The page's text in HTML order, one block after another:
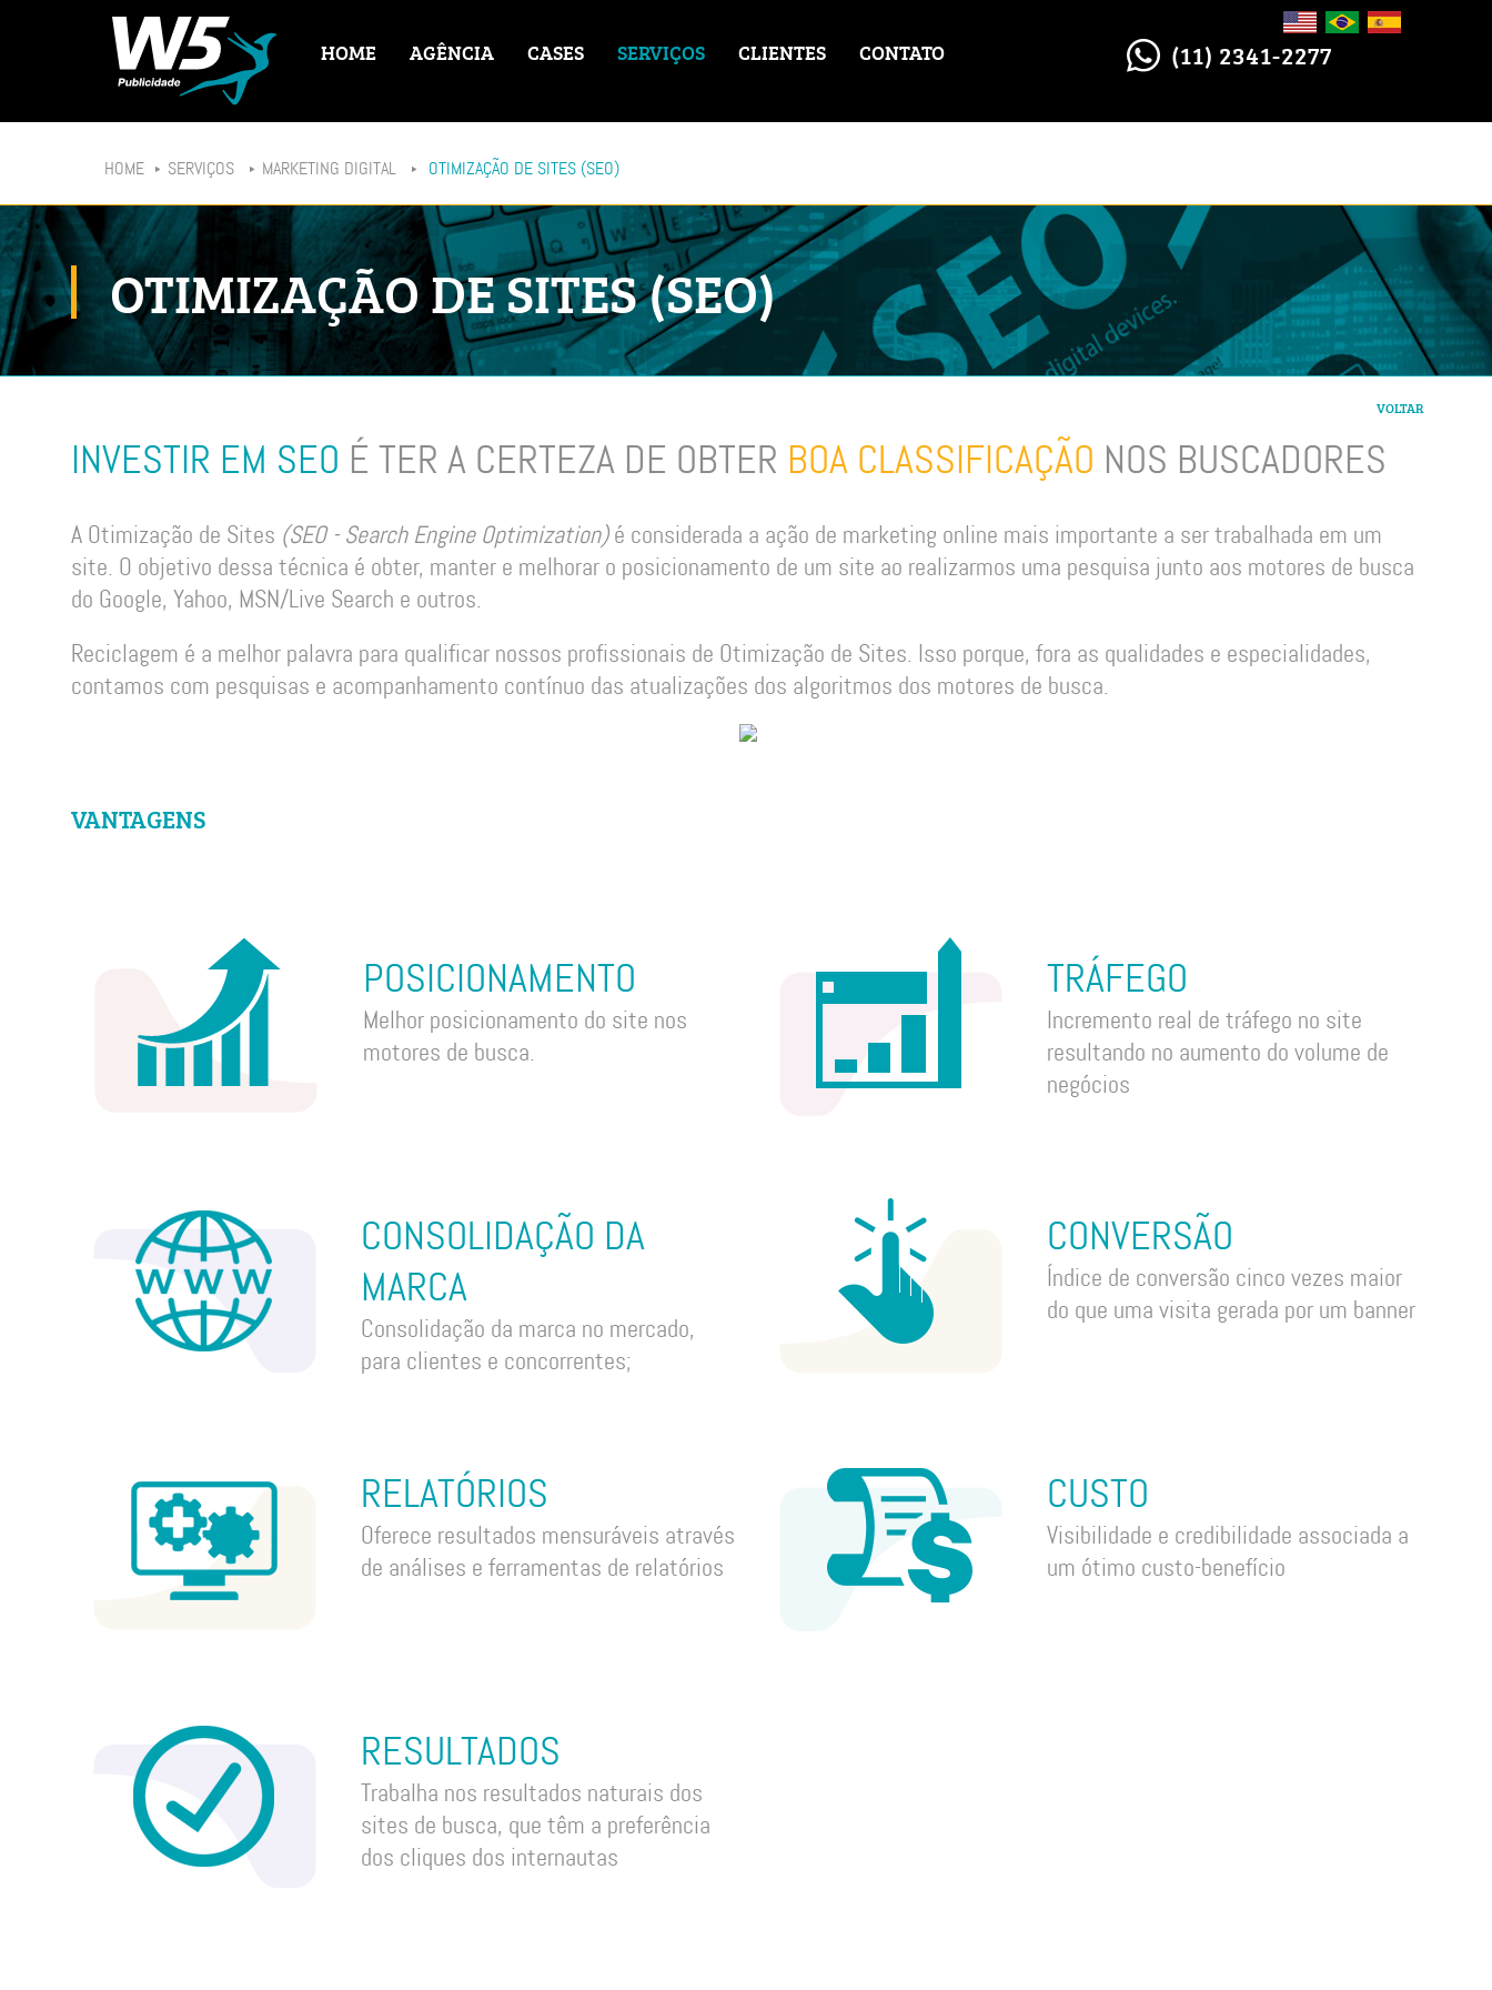
HOME AGÊNCIA CASES SERVIÇOS CLIENTES CONTATO (11) 2341-2277
HOME SERVIÇOS MARKETING DIGITAL OTIMIZAÇÃO DE SITES (SEO)
OTIMIZAÇÃO DE SITES (SEO)
VOLTAR
INVESTIR EM SEO É TER A CERTEZA DE OBTER BOA CLASSIFICAÇÃO NOS BUSCADORES
A Otimização de Sites (SEO - Search Engine Optimization)é considerada a ação de marketing online mais importante a ser trabalhada em um
site. O objetivo dessa técnica é obter, manter e melhorar o posicionamento de um site ao realizarmos uma pesquisa junto aos motores de busca
do Google, Yahoo, MSN/Live Search e outros.
Reciclagem é a melhor palavra para qualificar nossos profissionais de Otimização de Sites. Isso porque, fora as qualidades e especialidades,
contamos com pesquisas e acompanhamento contínuo das atualizações dos algoritmos dos motores de busca.
VANTAGENS
POSICIONAMENTO
Melhor posicionamento do site nos
motores de busca.
TRÁFEGO
Incremento real de tráfego no site
resultando no aumento do volume de
negócios
CONSOLIDAÇÃO DA
MARCA
Consolidação da marca no mercado,
para clientes e concorrentes;
CONVERSÃO
Índice de conversão cinco vezes maior
do que uma visita gerada por um banner
RELATÓRIOS
Oferece resultados mensuráveis através
de análises e ferramentas de relatórios
CUSTO
Visibilidade e credibilidade associada a
um ótimo custo-benefício
RESULTADOS
Trabalha nos resultados naturais dos
sites de busca, que têm a preferência
dos cliques dos internautas